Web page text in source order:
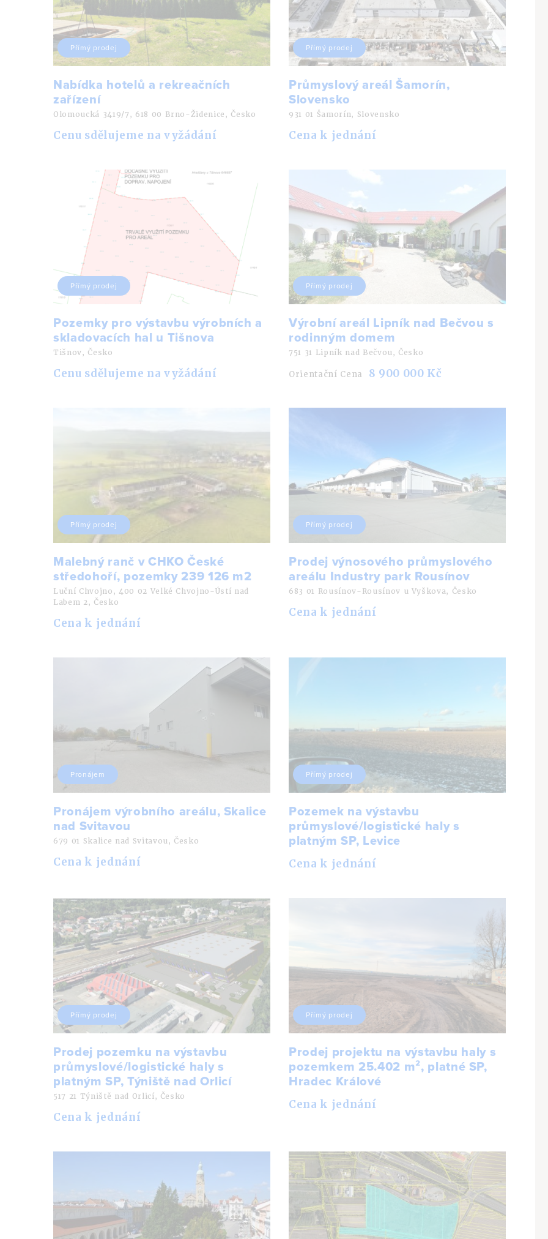
Přímý prodej
Nabídka hotelů a rekreačních
zařízení
Olomoucká 3419/7, 618 00 Brno-Židenice, Česko
Cenu sdělujeme na vyžádání
Přímý prodej
Průmyslový areál Šamorín,
Slovensko
931 01 Šamorín, Slovensko
Cena k jednání
Přímý prodej
Pozemky pro výstavbu výrobních a
skladovacích hal u Tišnova
Tišnov, Česko
Cenu sdělujeme na vyžádání
Přímý prodej
Výrobní areál Lipník nad Bečvou s
rodinným domem
751 31 Lipník nad Bečvou, Česko
Orientační Cena 8 900 000 Kč
Přímý prodej
Malebný ranč v CHKO České
středohoří, pozemky 239 126 m2
Luční Chvojno, 400 02 Velké Chvojno-Ústí nad
Labem 2, Česko
Cena k jednání
Přímý prodej
Prodej výnosového průmyslového
areálu Industry park Rousínov
683 01 Rousínov-Rousínov u Vyškova, Česko
Cena k jednání
Pronájem
Pronájem výrobního areálu, Skalice
nad Svitavou
679 01 Skalice nad Svitavou, Česko
Cena k jednání
Přímý prodej
Pozemek na výstavbu
průmyslové/logistické haly s
platným SP, Levice
Cena k jednání
Přímý prodej
Prodej pozemku na výstavbu
průmyslové/logistické haly s
platným SP, Týniště nad Orlicí
517 21 Týniště nad Orlicí, Česko
Cena k jednání
Přímý prodej
Prodej projektu na výstavbu haly s
pozemkem 25.402 m², platné SP,
Hradec Králové
Cena k jednání